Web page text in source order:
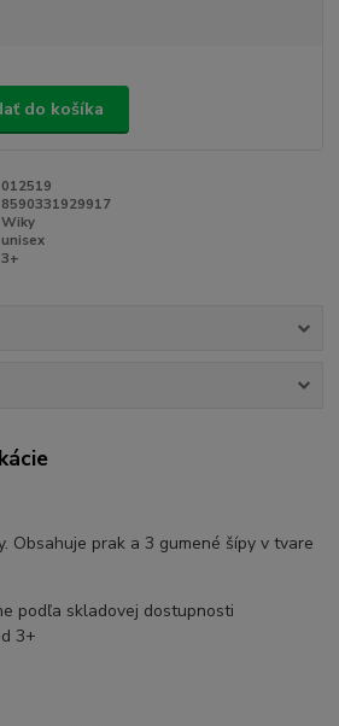
do košíka
012519
8590331929917
Wiky
unisex
3+
Obsahuje prak a 3 gumené šípy v tvare
podľa skladovej dostupnosti
3+